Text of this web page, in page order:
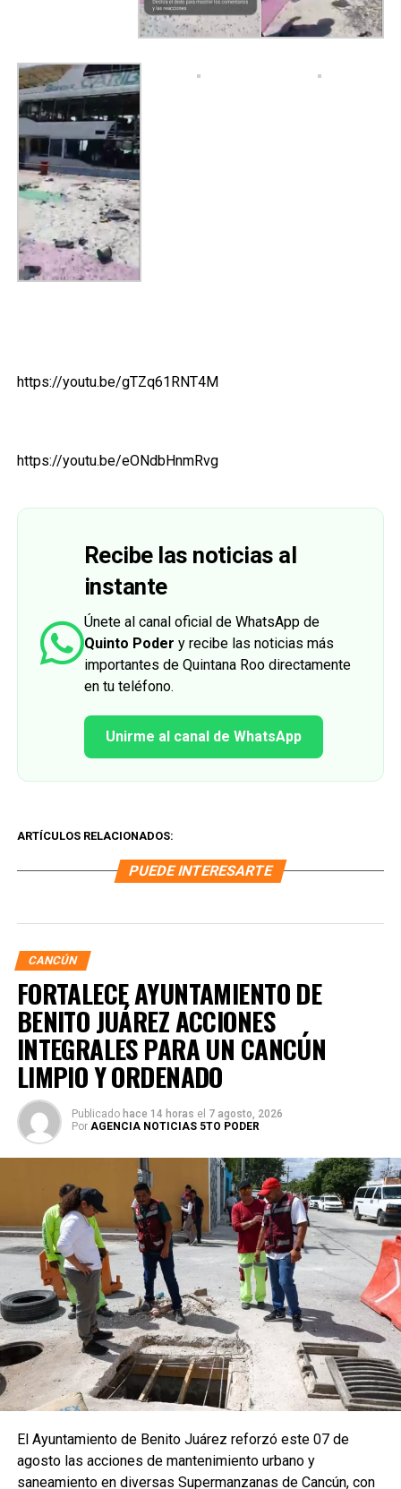
https://youtu.be/gTZq61RNT4M
https://youtu.be/eONdbHnmRvg
Recibe las noticias al
instante
Únete al canal oficial de WhatsApp de
Quinto Poder y recibe las noticias más
importantes de Quintana Roo directamente
en tu teléfono.
Unirme al canal de WhatsApp
ARTÍCULOS RELACIONADOS:
PUEDE INTERESARTE
CANCÚN
FORTALECE AYUNTAMIENTO DE
BENITO JUÁREZ ACCIONES
INTEGRALES PARA UN CANCÚN
LIMPIO Y ORDENADO
Publicado hace 14 horas el 7 agosto, 2026
Por AGENCIA NOTICIAS 5TO PODER
El Ayuntamiento de Benito Juárez reforzó este 07 de
agosto las acciones de mantenimiento urbano y
saneamiento en diversas Supermanzanas de Cancún, con